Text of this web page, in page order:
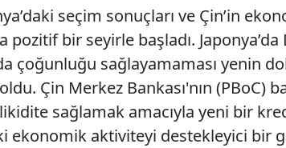
seçim sonuçları ve Çin’in
pozitif bir seyirle başladı.
çoğunluğu sağlayamaması yenin
Çin Merkez Bankası'nın (PBoC)
sağlamak amacıyla yeni bir
ekonomik aktiviteyi destekleyici bir